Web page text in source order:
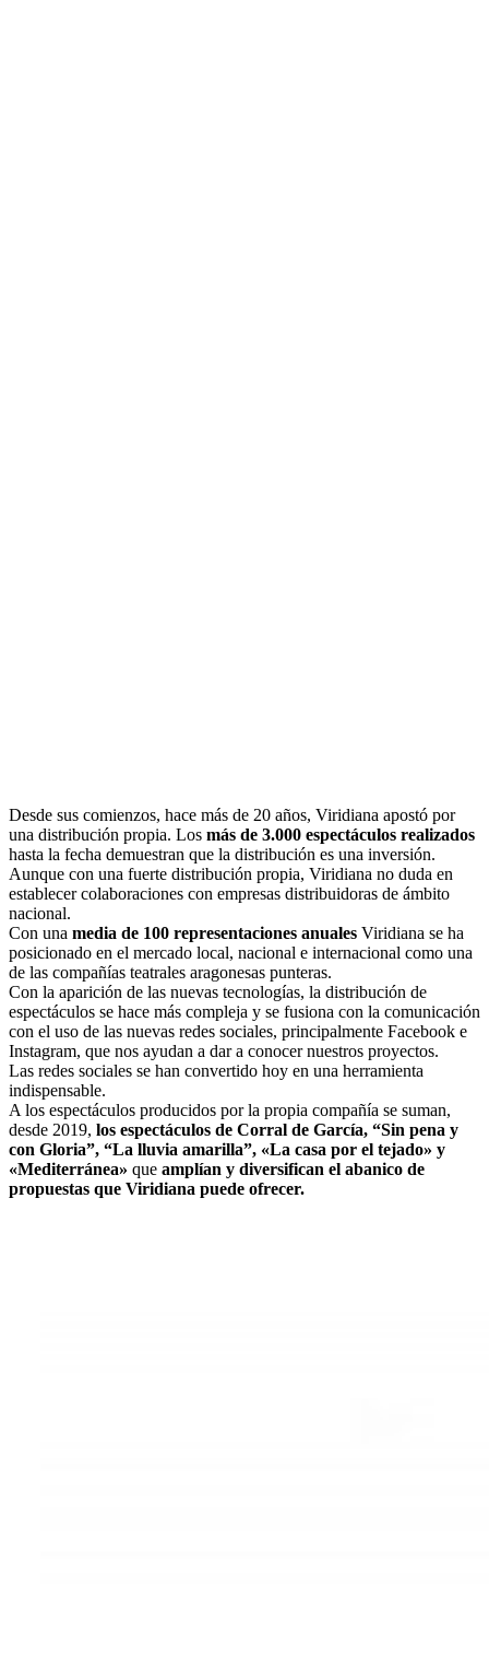
Desde sus comienzos, hace más de 20 años, Viridiana apostó por
una distribución propia. Los más de 3.000 espectáculos realizados
hasta la fecha demuestran que la distribución es una inversión.
Aunque con una fuerte distribución propia, Viridiana no duda en
establecer colaboraciones con empresas distribuidoras de ámbito
nacional.
Con una media de 100 representaciones anuales Viridiana se ha
posicionado en el mercado local, nacional e internacional como una
de las compañías teatrales aragonesas punteras.
Con la aparición de las nuevas tecnologías, la distribución de
espectáculos se hace más compleja y se fusiona con la comunicación
con el uso de las nuevas redes sociales, principalmente Facebook e
Instagram, que nos ayudan a dar a conocer nuestros proyectos.
Las redes sociales se han convertido hoy en una herramienta
indispensable.
A los espectáculos producidos por la propia compañía se suman,
desde 2019, los espectáculos de Corral de García, “Sin pena y
con Gloria”, “La lluvia amarilla”, «La casa por el tejado» y
«Mediterránea» que amplían y diversifican el abanico de
propuestas que Viridiana puede ofrecer.